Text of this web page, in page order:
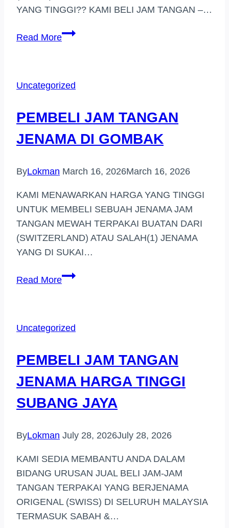
YANG TINGGI?? KAMI BELI JAM TANGAN –…
Read MoreBELI
TINGGI
(MARANG)
Uncategorized
PEMBELI JAM TANGAN
JENAMA DI GOMBAK
ByLokman March 16, 2026March 16, 2026
KAMI MENAWARKAN HARGA YANG TINGGI
UNTUK MEMBELI SEBUAH JENAMA JAM
TANGAN MEWAH TERPAKAI BUATAN DARI
(SWITZERLAND) ATAU SALAH(1) JENAMA
YANG DI SUKAI…
Read MorePEMBELI
DI
Uncategorized
PEMBELI JAM TANGAN
JENAMA HARGA TINGGI
SUBANG JAYA
ByLokman July 28, 2026July 28, 2026
KAMI SEDIA MEMBANTU ANDA DALAM
BIDANG URUSAN JUAL BELI JAM-JAM
TANGAN TERPAKAI YANG BERJENAMA
ORIGENAL (SWISS) DI SELURUH MALAYSIA
TERMASUK SABAH &…